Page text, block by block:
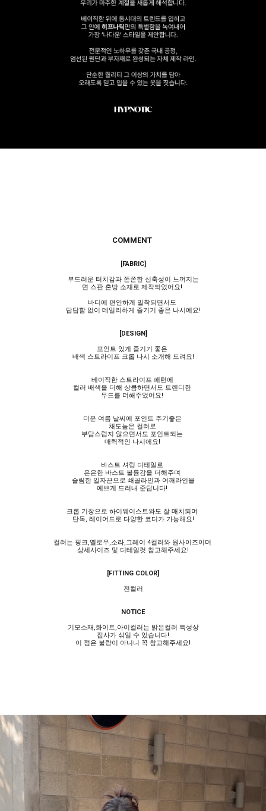
COMMENT
[FABRIC]
부드러운 터치감과 쫀쫀한 신축성이 느껴지는
면 스판 혼방 소재로 제작되었어요!
바디에 편안하게 밀착되면서도
답답함 없이 데일리하게 즐기기 좋은 나시에요!
[DESIGN]
포인트 있게 즐기기 좋은
배색 스트라이프 크롭 나시 소개해 드려요!
베이직한 스트라이프 패턴에
컬러 배색을 더해 상큼하면서도 트렌디한
무드를 더해주었어요!
더운 여름 날씨에 포인트 주기좋은
채도높은 컬러로
부담스럽지 않으면서도 포인트되는
매력적인 나시에요!
바스트 셔링 디테일로
은은한 바스트 볼륨감을 더해주며
슬림한 일자끈으로 쇄골라인과 어깨라인을
예쁘게 드러내 준답니다!
크롭 기장으로 하이웨이스트와도 잘 매치되며
단독, 레이어드로 다양한 코디가 가능해요!
컬러는 핑크,옐로우,소라,그레이 4컬러와 원사이즈이며
상세사이즈 및 디테일컷 참고해주세요!
[FITTING COLOR]
전컬러
NOTICE
기모소재,화이트,아이컬러는 밝은컬러 특성상
잡사가 섞일 수 있습니다!
이 점은 불량이 아니니 꼭 참고해주세요!